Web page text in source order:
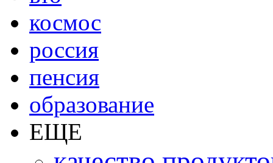
космос
россия
пенсия
образование
ЕЩЕ